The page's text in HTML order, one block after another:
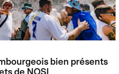
bien présents